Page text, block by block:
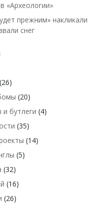
«Археологии»
прежним» накликали
снег
(26)
(20)
бутлеги (4)
(35)
(14)
(5)
(32)
(16)
(26)